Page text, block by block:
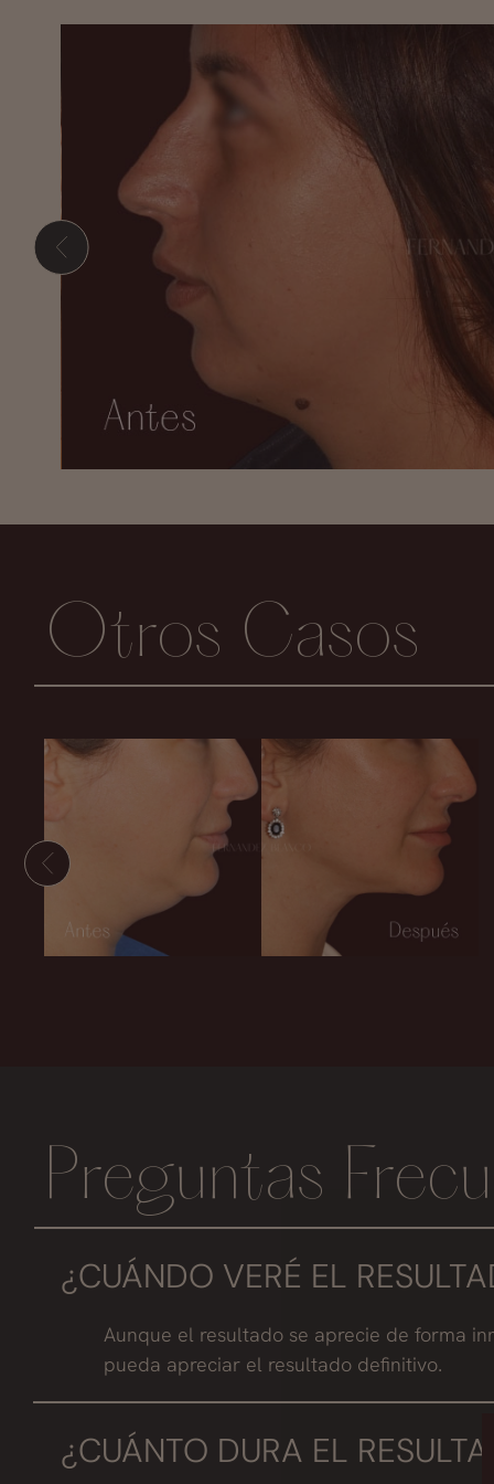
Otros Casos
Preguntas
¿CUÁNDO VERÉ EL
Aunque el resultado se aprecie de forma
pueda apreciar el resultado definitivo.
¿CUÁNTO DURA EL